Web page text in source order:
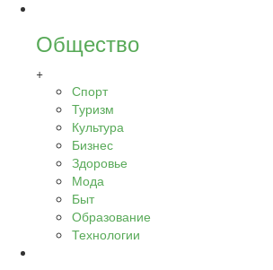
Общество
+
Спорт
Туризм
Культура
Бизнес
Здоровье
Мода
Быт
Образование
Технологии